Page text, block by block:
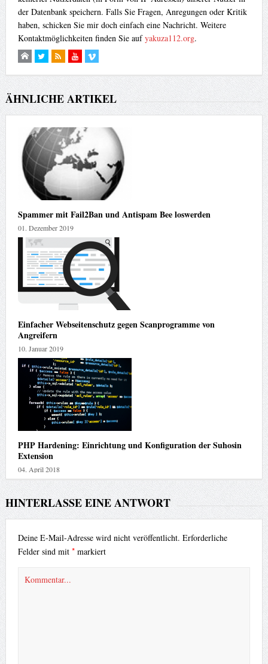
der Datenbank speichern. Falls Sie Fragen, Anregungen oder Kritik
haben, schicken Sie mir doch einfach eine Nachricht. Weitere
Kontaktmöglichkeiten finden Sie aufyakuza112.org.
ÄHNLICHE ARTIKEL
Spammer mit Fail2Ban und Antispam Bee loswerden
01. Dezember 2019
Einfacher Webseitenschutz gegen Scanprogramme von
Angreifern
10. Januar 2019
PHP Hardening: Einrichtung und Konfiguration der Suhosin
Extension
04. April 2018
HINTERLASSE EINE ANTWORT
Deine E-Mail-Adresse wird nicht veröffentlicht. Erforderliche
Felder sind mit *markiert